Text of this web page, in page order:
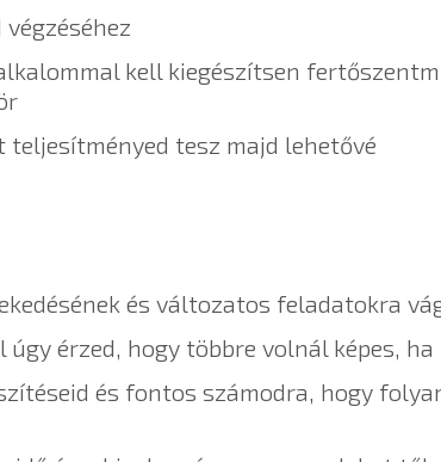
alkalommal kell kiegészítsen
teljesítményed tesz majd lehetővé
és változatos feladatokra
úgy érzed, hogy többre volnál képes,
és fontos számodra, hogy